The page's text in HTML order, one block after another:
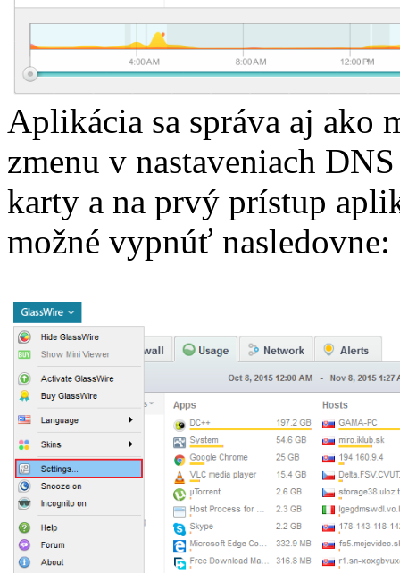
Aplikácia sa správa aj ako
zmenu v nastaveniach
karty a na prvý prístup
možné vypnúť nasledovne: